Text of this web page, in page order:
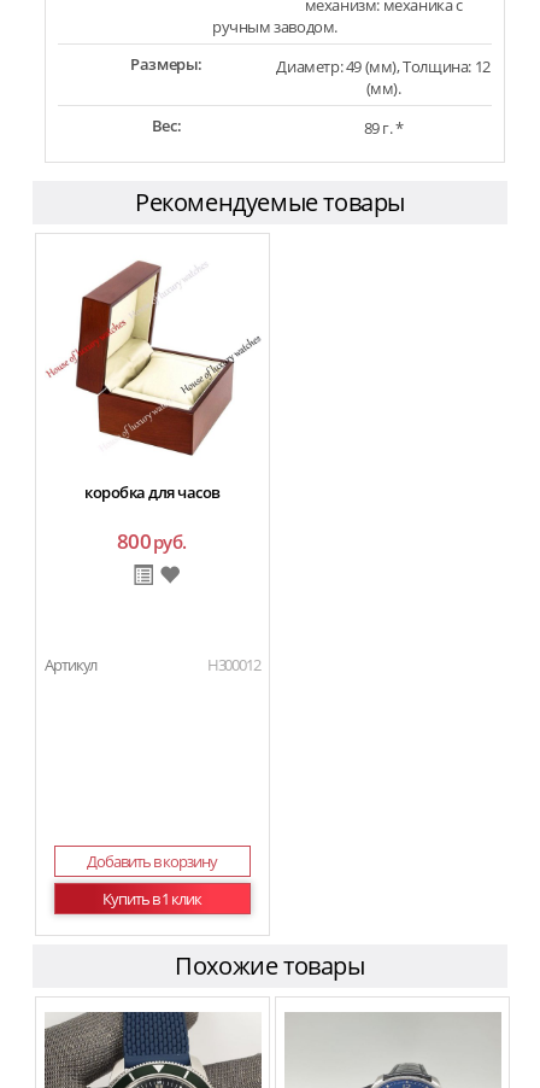
механизм: механика с
ручным заводом.
Размеры:
Диаметр: 49 (мм), Толщина: 12
(мм).
Вес:
89 г. *
Рекомендуемые товары
коробка для часов
800руб.
Артикул H300012
Добавить в корзину
Купить в 1 клик
Похожие товары